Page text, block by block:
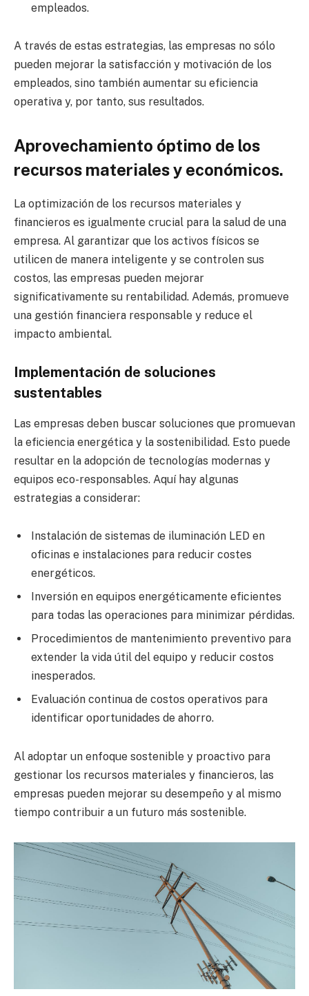
empleados.
A través de estas estrategias, las empresas no sólo
pueden mejorar la satisfacción y motivación de los
empleados, sino también aumentar su eficiencia
operativa y, por tanto, sus resultados.
Aprovechamiento óptimo de los
recursos materiales y económicos.
La optimización de los recursos materiales y
financieros es igualmente crucial para la salud de una
empresa. Al garantizar que los activos físicos se
utilicen de manera inteligente y se controlen sus
costos, las empresas pueden mejorar
significativamente su rentabilidad. Además, promueve
una gestión financiera responsable y reduce el
impacto ambiental.
Implementación de soluciones
sustentables
Las empresas deben buscar soluciones que promuevan
la eficiencia energética y la sostenibilidad. Esto puede
resultar en la adopción de tecnologías modernas y
equipos eco-responsables. Aquí hay algunas
estrategias a considerar:
Instalación de sistemas de iluminación LED en
oficinas e instalaciones para reducir costes
energéticos.
Inversión en equipos energéticamente eficientes
para todas las operaciones para minimizar pérdidas.
Procedimientos de mantenimiento preventivo para
extender la vida útil del equipo y reducir costos
inesperados.
Evaluación continua de costos operativos para
identificar oportunidades de ahorro.
Al adoptar un enfoque sostenible y proactivo para
gestionar los recursos materiales y financieros, las
empresas pueden mejorar su desempeño y al mismo
tiempo contribuir a un futuro más sostenible.